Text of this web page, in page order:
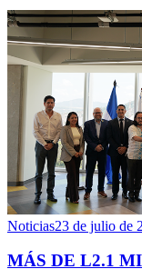
Noticias23 de julio de
MÁS DE L2.1